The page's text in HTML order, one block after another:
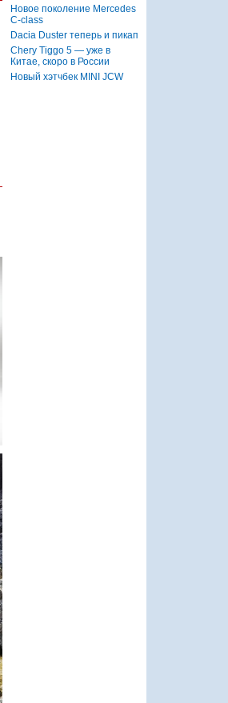
Новое поколение Mercedes
C-class
Dacia Duster теперь и пикап
Chery Tiggo 5 — уже в
Китае, скоро в России
Новый хэтчбек MINI JCW